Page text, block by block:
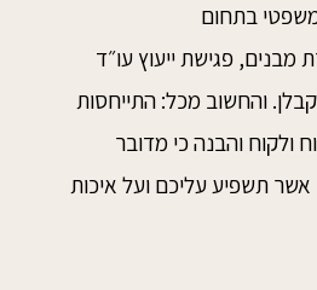
משפטי בתחום
מבנים, פגישת ייעוץ עו״ד
והחשוב מכל: התייחסות
ולקוח והבנה כי מדובר
תשפיע עליכם ועל איכות